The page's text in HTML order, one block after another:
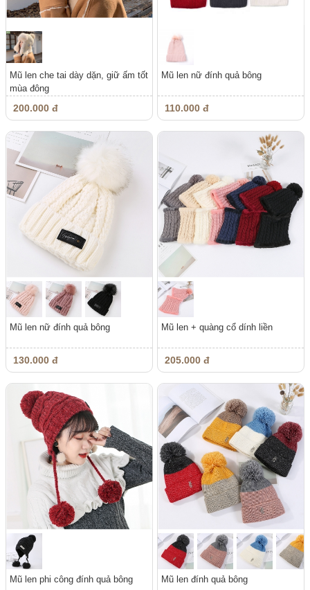
Mũ len che tai dày dặn, giữ ấm tốt
mùa đông
200.000 đ
Mũ len nữ đính quả bông
110.000 đ
Mũ len nữ đính quả bông
130.000 đ
Mũ len + quàng cổ dính liền
205.000 đ
Mũ len phi công đính quả bông Mũ len đính quả bông